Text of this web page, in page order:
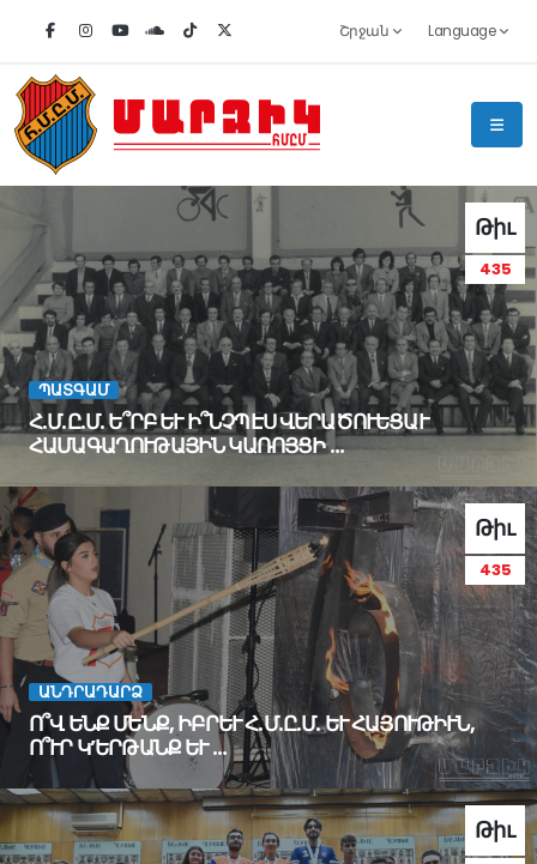
Շրջան Language
Թիւ
435
ՊԱՏԳԱՄ
Հ.Մ.Ը.Մ. Ե՞ՐԲ ԵՒ Ի՞ՆՉՊԷՍ ՎԵՐԱԾՈՒԵՑԱՒ
ՀԱՄԱԳԱՂՈՒԹԱՅԻՆ ԿԱՌՈՅՑԻ …
Թիւ
435
ԱՆԴՐԱԴԱՐՁ
Ո՞Վ ԵՆՔ ՄԵՆՔ, ԻԲՐԵՒ Հ.Մ.Ը.Մ. ԵՒ ՀԱՅՈՒԹԻՒՆ,
Ո՞ՒՐ Կ’ԵՐԹԱՆՔ ԵՒ …
Թիւ